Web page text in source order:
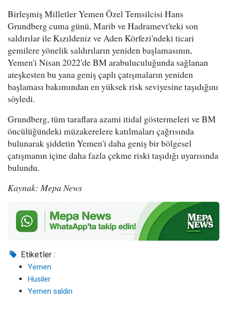
Birleşmiş Milletler Yemen Özel Temsilcisi Hans
Grundberg cuma günü, Marib ve Hadramevt'teki son
saldırılar ile Kızıldeniz ve Aden Körfezi'ndeki ticari
gemilere yönelik saldırıların yeniden başlamasının,
Yemen'i Nisan 2022'de BM arabuluculuğunda sağlanan
ateşkesten bu yana geniş çaplı çatışmaların yeniden
başlaması bakımından en yüksek risk seviyesine taşıdığını
söyledi.
Grundberg, tüm taraflara azami itidal göstermeleri ve BM
öncülüğündeki müzakerelere katılmaları çağrısında
bulunarak şiddetin Yemen'i daha geniş bir bölgesel
çatışmanın içine daha fazla çekme riski taşıdığı uyarısında
bulundu.
Kaynak: Mepa News
Etiketler :
Yemen
Husiler
Yemen saldırı